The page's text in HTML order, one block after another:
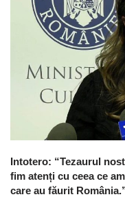
Intotero: “Tezaurul
fim atenți cu ceea ce
care au făurit